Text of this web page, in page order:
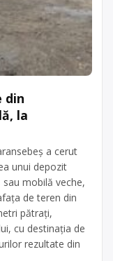
din
la
a cerut
unui depozit
mobilă veche,
de teren din
pătrați,
cu destinația de
rezultate din